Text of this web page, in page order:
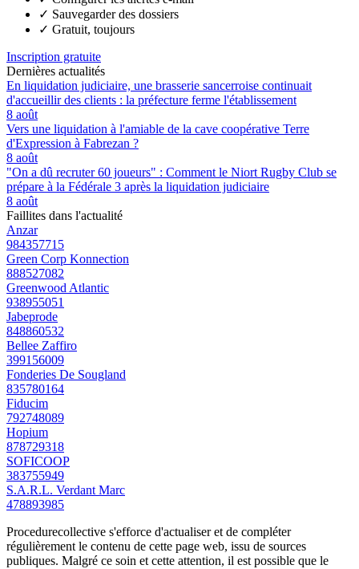
✓ Sauvegarder des dossiers
✓ Gratuit, toujours
Inscription gratuite
Dernières actualités
En liquidation judiciaire, une brasserie sancerroise continuait
d'accueillir des clients : la préfecture ferme l'établissement
8 août
Vers une liquidation à l'amiable de la cave coopérative Terre
d'Expression à Fabrezan ?
8 août
"On a dû recruter 60 joueurs" : Comment le Niort Rugby Club se
prépare à la Fédérale 3 après la liquidation judiciaire
8 août
Faillites dans l'actualité
Anzar
984357715
Green Corp Konnection
888527082
Greenwood Atlantic
938955051
Jabeprode
848860532
Bellee Zaffiro
399156009
Fonderies De Sougland
835780164
Fiducim
792748089
Hopium
878729318
SOFICOOP
383755949
S.A.R.L. Verdant Marc
478893985
Procedurecollective s'efforce d'actualiser et de compléter
régulièrement le contenu de cette page web, issu de sources
publiques. Malgré ce soin et cette attention, il est possible que le